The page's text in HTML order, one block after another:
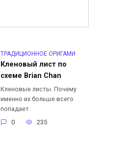
ТРАДИЦИОННОЕ ОРИГАМИ
Кленовый лист по
схеме Brian Chan
Кленовые листы. Почему
именно их больше всего
попадает
0
235